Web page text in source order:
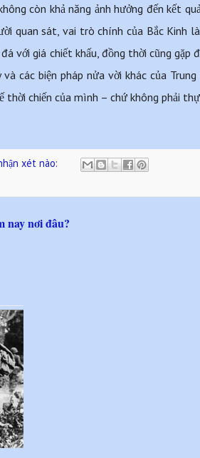
còn khả năng ảnh hưởng đến kết
quan sát, vai trò chính của Bắc Kinh
với giá chiết khấu, đồng thời cũng gặp
các biện pháp nửa vời khác của
chiến của mình – chứ không phải
xét nào:
nay nơi đâu?